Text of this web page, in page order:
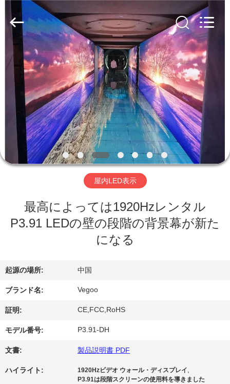
家
へ
ビ
た
し
た
ち
に
つ
Shenzhen
Weigu
Electronic
Technology
Reserved.
屋内LED表示
最高によっては1920Hzレンタル
P3.91 LEDの壁の段階の背景幕が新た
になる
起源の場所: 中国
ブランド名: Vegoo
証明: CE,FCC,RoHS
モデル番号: P3.91-DH
文書: 製品説明書 PDF
ハイライト: 1920Hzビデオ ウォール・ディスプレイ,
P3.91は段階スクリーンの使用料を導きました